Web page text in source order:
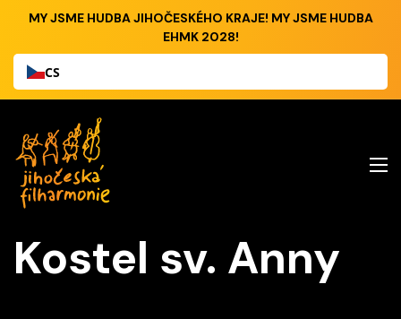
MY JSME HUDBA JIHOČESKÉHO KRAJE! MY JSME HUDBA
EHMK 2028!
CS
Kostel sv. Anny